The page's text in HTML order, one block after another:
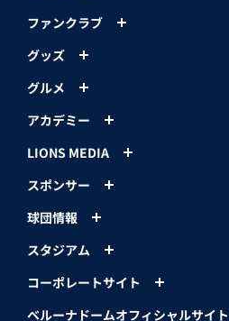
ファンクラブ
グッズ
グルメ
アカデミー
LIONS MEDIA
スポンサー
球団情報
スタジアム
コーポレートサイト
ベルーナドームオフィシャルサイト